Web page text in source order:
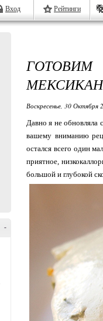
Вход Рейтинги
-
Воскресенье, 30 Октября
Давно я не обновляла
вашему вниманию
остался всего один
приятное,
большой и глубокой